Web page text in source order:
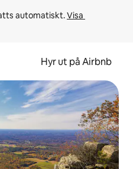
automatiskt. Visa
Hyr ut på Airbnb